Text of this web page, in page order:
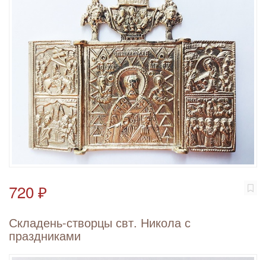
720 ₽
Складень-створцы свт. Никола с
праздниками